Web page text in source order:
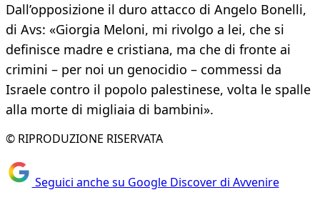
Dall’opposizione il duro attacco di Angelo Bonelli,
di Avs: «Giorgia Meloni, mi rivolgo a lei, che si
definisce madre e cristiana, ma che di fronte ai
crimini – per noi un genocidio – commessi da
Israele contro il popolo palestinese, volta le spalle
alla morte di migliaia di bambini».
© RIPRODUZIONE RISERVATA
Seguici anche su Google Discover di Avvenire